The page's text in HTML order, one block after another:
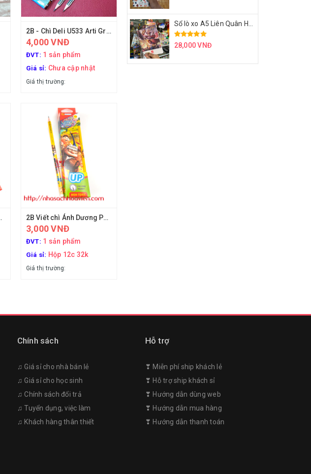
2B - Chì Deli U533 Arti Graff
4,000 VNĐ
ĐVT: 1 sản phẩm
Giá sỉ: Chưa cập nhật
Giá thị trường:
5 2B Viết chì Ánh Dương PC12-2
3,000 VNĐ
ĐVT: 1 sản phẩm
Giá sỉ: Hộp 12c 32k
Giá thị trường:
28,000 VNĐ
Chính sách
♫ Giá sỉ cho nhà bán lẻ
♫ Giá sỉ cho học sinh
♫ Chính sách đổi trả
♫ Tuyển dụng, việc làm
♫ Khách hàng thân thiết
Hỗ trợ
❣︎ Miễn phí ship khách lẻ
❣︎ Hỗ trợ ship khách sỉ
❣︎ Hướng dẫn dùng web
❣︎ Hướng dẫn mua hàng
❣︎ Hướng dẫn thanh toán